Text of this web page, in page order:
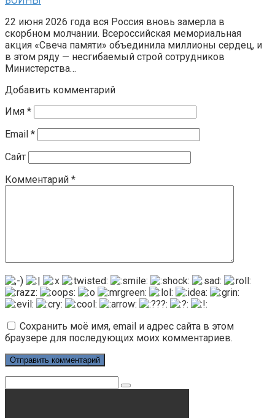
22 июня 2026 года вся Россия вновь замерла в
скорбном молчании. Всероссийская мемориальная
акция «Свеча памяти» объединила миллионы сердец, и
в этом ряду — несгибаемый строй сотрудников
Министерства…
Добавить комментарий
Имя *
Email *
Сайт
Комментарий *
Сохранить моё имя, email и адрес сайта в этом
браузере для последующих моих комментариев.